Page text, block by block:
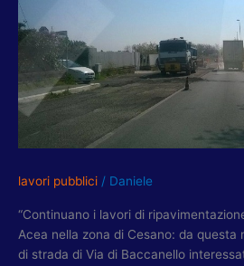
lavori pubblici / Daniele
“Continuano i lavori di
Acea nella zona di Cesano: da
di strada di Via di Baccanello
CAVINI:
LAVORI
RIPAVIMENTAZIONE
DI
ACEA